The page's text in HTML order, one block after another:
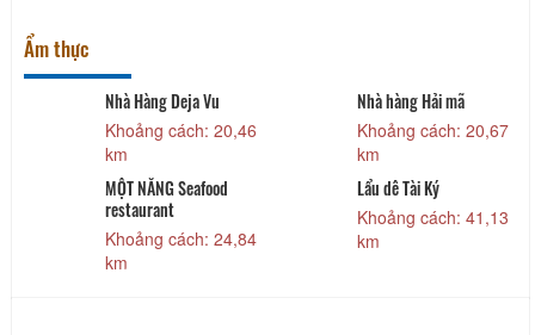
Ẩm thực
Nhà Hàng Deja Vu
Khoảng cách: 20,46
km
Nhà hàng Hải mã
Khoảng cách: 20,67
km
MỘT NẮNG Seafood
restaurant
Khoảng cách: 24,84
km
Lẩu dê Tài Ký
Khoảng cách: 41,13
km